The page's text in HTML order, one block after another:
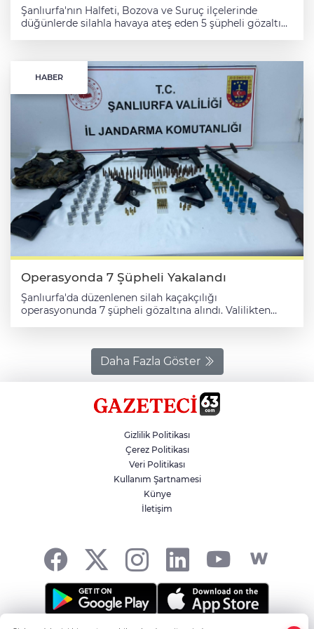
Şanlıurfa'nın Halfeti, Bozova ve Suruç ilçelerinde
düğünlerde silahla havaya ateş eden 5 şüpheli gözaltına
silahlanmayla mücadele kapsamında Halfeti, Bozova ve
Suruç ilçelerindeki düğünlerde havaya ateş edilmesine
yönelik çalışma başlatıldı. İlçe Jandarma Komutanlığı
ekiplerinin katılımıyla belirlenen 7 adrese düzenlenen
operasyonda 5 şüpheli gözaltına alındı. Adreslerde
yapılan aramada, 6 tabanca, 3 av tüfeği, 7 şarjör, tüfek
dürbünü ile 958 farklı çap ve ebatlarda fişek ele
geçirildi. Şüphelilerin jandarmadaki işlemleri devam
ediyor.
HABER
Operasyonda 7 Şüpheli Yakalandı
Şanlıurfa'da düzenlenen silah kaçakçılığı
operasyonunda 7 şüpheli gözaltına alındı. Valilikten
mücadele" kapsamında Birecik ve Suruç ilçelerinde
silah kaçakçılarının yakalanmasına yönelik çalışma
katılımıyla belirlenen adreslerde yapılan aramalarda, 1
piyade tüfeği, 6 av tüfeği, 3 tabanca, 590 farklı çap ve
ebatlarda fişek ile çok sayıda şarjör, kesici alet ve
Şüphelilerin jandarmadaki işlemleri devam ediyor.
Daha Fazla Göster
Gizlilik Politikası
Çerez Politikası
Veri Politikası
Kullanım Şartnamesi
Künye
İletişim